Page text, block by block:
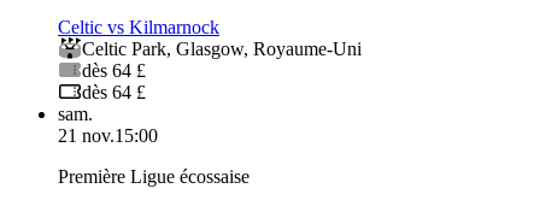
Celtic vs Kilmarnock
Celtic Park, Glasgow, Royaume-Uni
dès 64 £
dès 64 £
sam.
21 nov.15:00
Première Ligue écossaise